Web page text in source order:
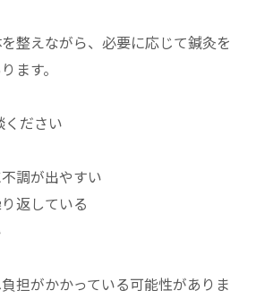
整えながら、必要に応じて鍼灸を
ます。
ださい
調が出やすい
返している
担がかかっている可能性がありま